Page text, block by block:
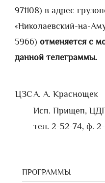
971108) в адрес
«Николаевский-на-
5966) отменяется с
данной телеграммы.
ЦЗСА. А. Краснощек
Исп. Прищеп,
тел. 2-52-74, ф.
ПРОГРАММЫ